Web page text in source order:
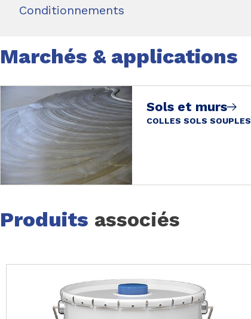
Conditionnements
Marchés & applications
Sols et murs
COLLES SOLS SOUPLES
Produits associés